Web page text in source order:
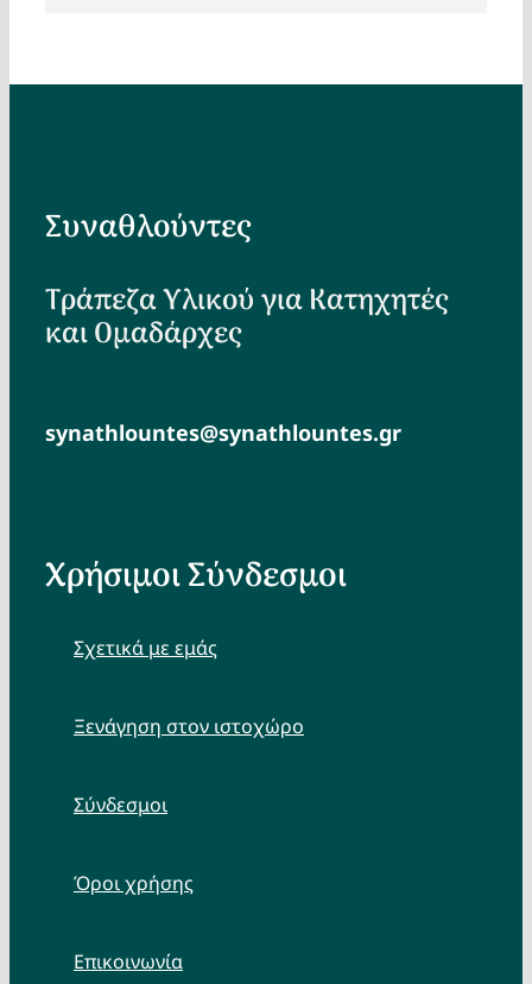
Συναθλούντες
Τράπεζα Υλικού για Κατηχητές
και Ομαδάρχες
synathlountes@synathlountes.gr
Χρήσιμοι Σύνδεσμοι
Σχετικά με εμάς
Ξενάγηση στον ιστοχώρο
Σύνδεσμοι
Όροι χρήσης
Επικοινωνία